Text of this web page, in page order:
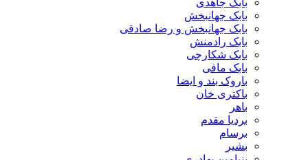
بابک جاهدی
بابک جهانبخش
بابک جهانبخش و رضا صادقی
بابک رادمنش
بابک شکارچی
بابک مافی
باروک بند و ایضا
باکتری خان
باهر
بردیا مقدم
برسام
بشیر